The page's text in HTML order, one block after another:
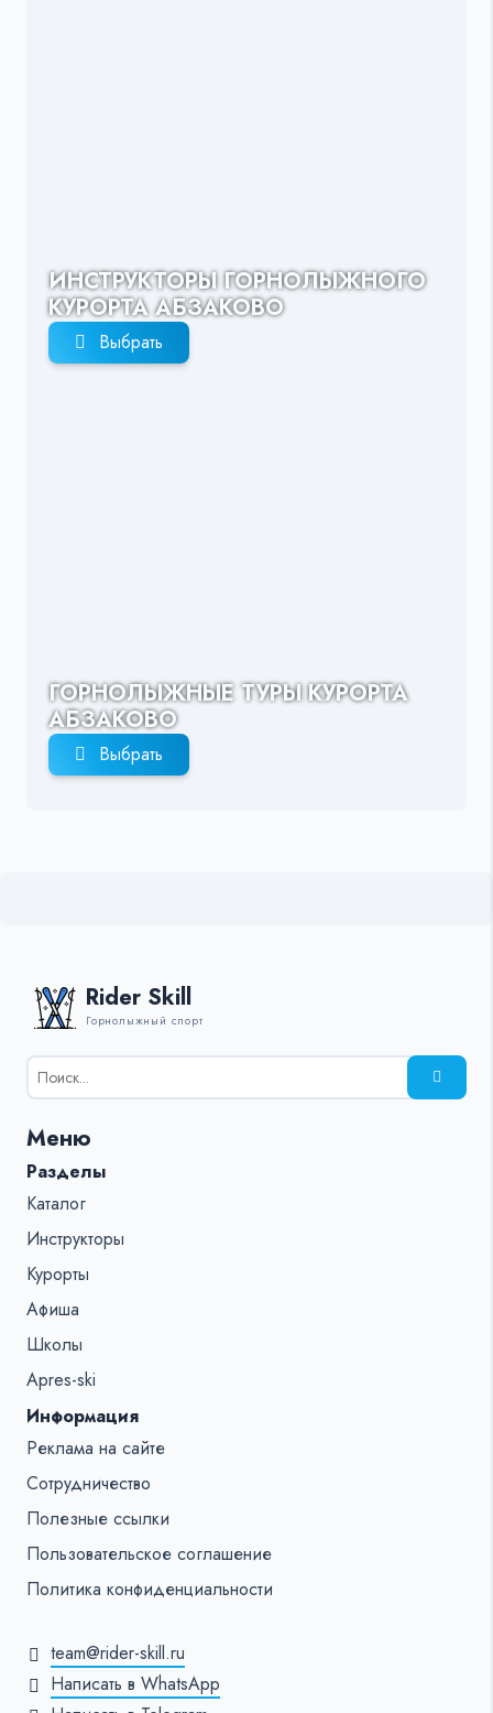
ИНСТРУКТОРЫ ГОРНОЛЫЖНОГО
КУРОРТА АБЗАКОВО
Выбрать
ГОРНОЛЫЖНЫЕ ТУРЫ КУРОРТА
АБЗАКОВО
Выбрать
Rider Skill
Горнолыжный спорт
Результаты
поиска
%s:
Меню
Разделы
Каталог
Инструкторы
Курорты
Афиша
Школы
Apres-ski
Информация
Реклама на сайте
Сотрудничество
Полезные ссылки
Пользовательское соглашение
Политика конфиденциальности
team@rider-skill.ru
Написать в WhatsApp